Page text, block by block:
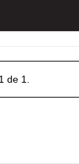
de 1.